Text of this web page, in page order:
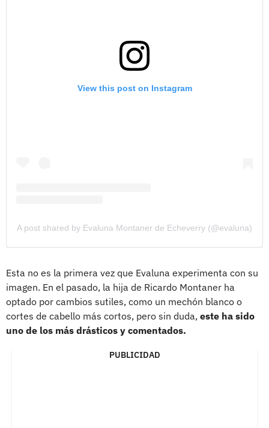
View this post on Instagram
A post shared by Evaluna Montaner de Echeverry (@evaluna)
Esta no es la primera vez que Evaluna experimenta con su
imagen. En el pasado, la hija de Ricardo Montaner ha
optado por cambios sutiles, como un mechón blanco o
cortes de cabello más cortos, pero sin duda, este ha sido
uno de los más drásticos y comentados.
PUBLICIDAD